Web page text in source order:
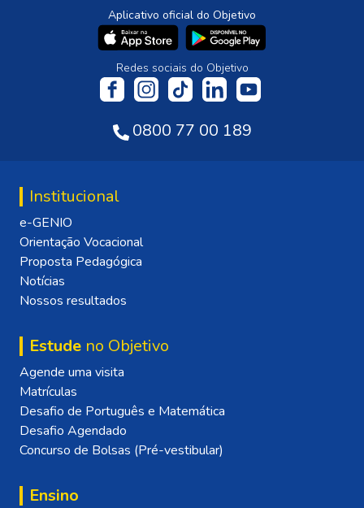
Aplicativo oficial do Objetivo
Redes sociais do Objetivo
0800 77 00 189
Institucional
e-GENIO
Orientação Vocacional
Proposta Pedagógica
Notícias
Nossos resultados
Estude no Objetivo
Agende uma visita
Matrículas
Desafio de Português e Matemática
Desafio Agendado
Concurso de Bolsas (Pré-vestibular)
Ensino